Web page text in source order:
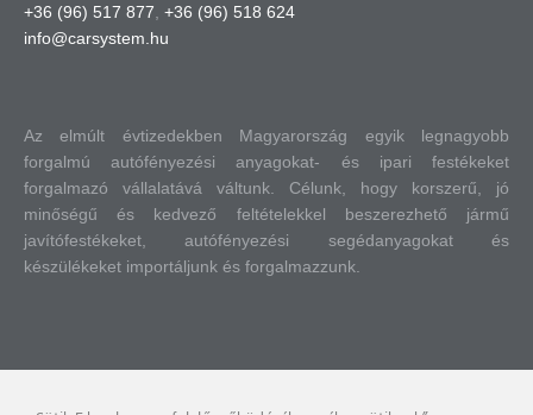
+36 (96) 517 877 +36 (96) 518 624
info@carsystem.hu
Az elmúlt évtizedekben Magyarország egyik legnagyobb
forgalmú autófényezési anyagokat- és ipari festékeket
forgalmazó vállalatává váltunk. Célunk, hogy korszerű, jó
minőségű és kedvező feltételekkel beszerezhető jármű
javítófestékeket, autófényezési segédanyagokat és
készülékeket importáljunk és forgalmazzunk.